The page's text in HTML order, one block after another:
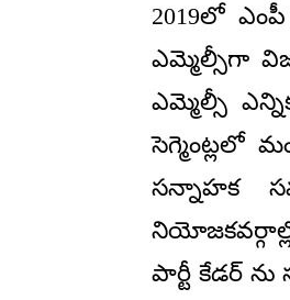
2019లో
ఎమ్మెల్సీగా
ఎమ్మెల్సీ
సెగ్మెంట్లలో
సన్నాహక
పార్టీ కేడర్